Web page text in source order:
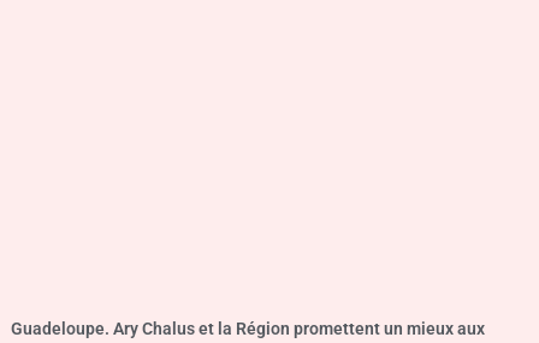
Guadeloupe. Ary Chalus et la Région promettent un mieux aux